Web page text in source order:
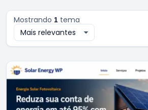
Mostrando 1 tema